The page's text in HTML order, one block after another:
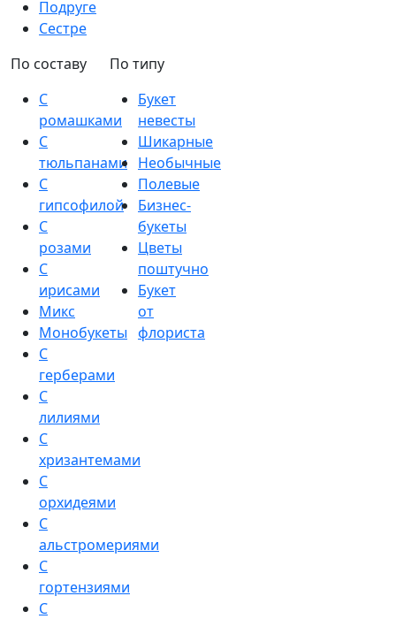
Подруге
Сестре
По составу
С
ромашками
С
тюльпанами
С
гипсофилой
С
розами
С
ирисами
Микс
Монобукеты
С
герберами
С
лилиями
С
хризантемами
С
орхидеями
С
альстромериями
С
гортензиями
С
По типу
Букет
невесты
Шикарные
Необычные
Полевые
Бизнес-
букеты
Цветы
поштучно
Букет
от
флориста